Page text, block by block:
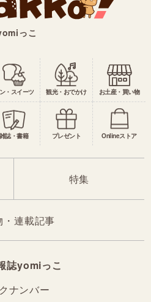
っこ
・スイーツ 観光・おでかけ お土産・買い物
雑誌・書籍 プレゼント Onlineストア
特集
・連載記事
誌yomiっこ
ナンバー